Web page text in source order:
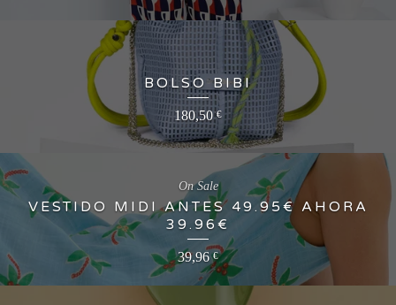
BOLSO BIBI
180,50€
VESTIDO MIDI ANTES 49.95€ AHORA
39.96€
39,96€
On Sale